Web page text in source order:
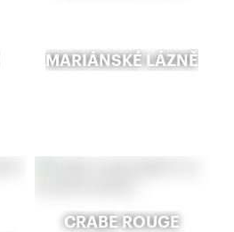
MARIÁNSKÉ LÁZNĚ
CRABE ROUGE